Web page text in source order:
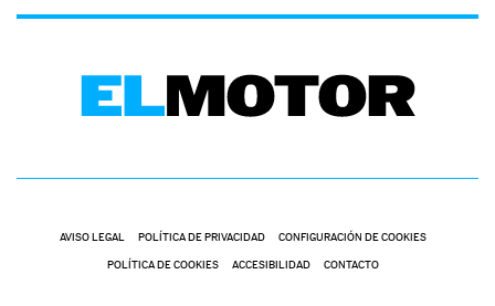
AVISO LEGAL POLÍTICA DE PRIVACIDAD CONFIGURACIÓN DE COOKIES
POLÍTICA DE COOKIES ACCESIBILIDAD CONTACTO